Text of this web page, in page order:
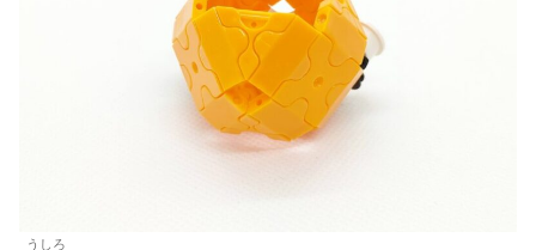
うしろ